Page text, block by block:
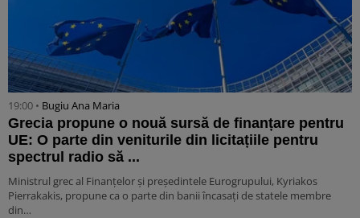
19:00 • Bugiu ⁠Ana Maria
Grecia propune o nouă sursă de finanțare pentru
UE: O parte din veniturile din licitațiile pentru
spectrul radio să ...
Ministrul grec al Finanțelor și președintele Eurogrupului, Kyriakos
Pierrakakis, propune ca o parte din banii încasați de statele membre
din…